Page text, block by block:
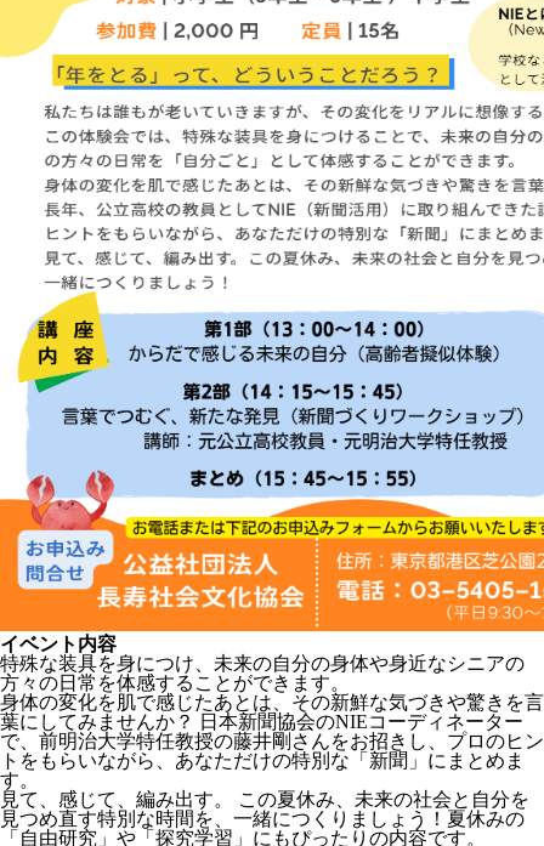
イベント内容
特殊な装具を身につけ、未来の自分の身体や身近なシニアの
方々の日常を体感することができます。
身体の変化を肌で感じたあとは、その新鮮な気づきや驚きを言
葉にしてみませんか？ 日本新聞協会のNIEコーディネーター
で、前明治大学特任教授の藤井剛さんをお招きし、プロのヒン
トをもらいながら、あなただけの特別な「新聞」にまとめま
す。
見て、感じて、編み出す。 この夏休み、未来の社会と自分を
見つめ直す特別な時間を、一緒につくりましょう！夏休みの
「自由研究」や「探究学習」にもぴったりの内容です。